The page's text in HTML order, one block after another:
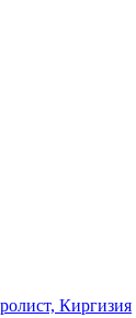
Киргизия